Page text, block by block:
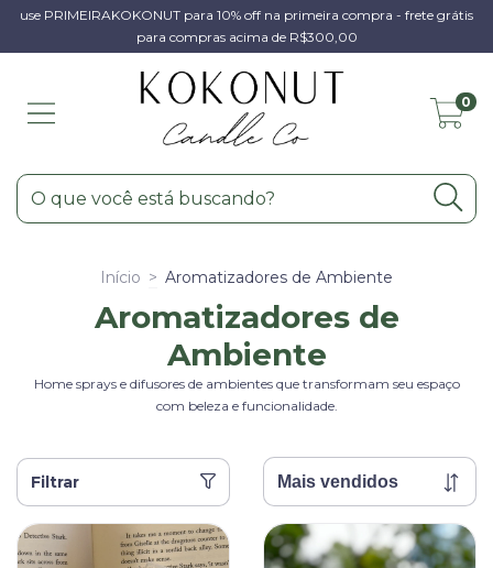
use PRIMEIRAKOKONUT para 10% off na primeira compra - frete grátis
para compras acima de R$300,00
0
Início > Aromatizadores de Ambiente
Aromatizadores de
Ambiente
Home sprays e difusores de ambientes que transformam seu espaço
com beleza e funcionalidade.
Filtrar